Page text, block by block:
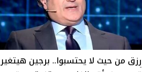
رزق من حيث لا يحتسبوا.. برجين هيتغير